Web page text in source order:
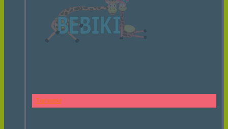
Тарзанка